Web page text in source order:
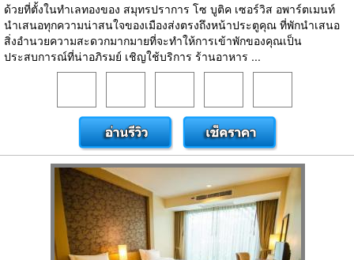
ด้วยที่ตั้งในทำเลทองของ สมุทรปราการ โซ บูติค เซอร์วิส อพาร์ตเมนท์
นำเสนอทุกความน่าสนใจของเมืองส่งตรงถึงหน้าประตูคุณ ที่พักนำเสนอ
สิ่งอำนวยความสะดวกมากมายที่จะทำให้การเข้าพักของคุณเป็น
ประสบการณ์ที่น่าอภิรมย์ เชิญใช้บริการ ร้านอาหาร ...